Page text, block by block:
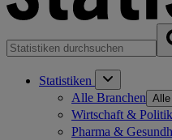
Statistiken
Alle Branchen
Wirtschaft & Politik
Pharma &